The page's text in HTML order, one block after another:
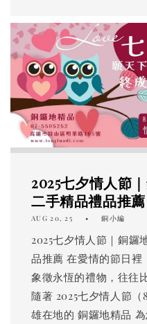
2025七夕情人節
二手精品禮品推薦
AUG 20, 25 銅小編
2025七夕情人節｜銅鑼
品推薦 在愛情的節日裡
象徵永恆的禮物，往往
隨著 2025七夕情人節
雄在地的 銅鑼地精品